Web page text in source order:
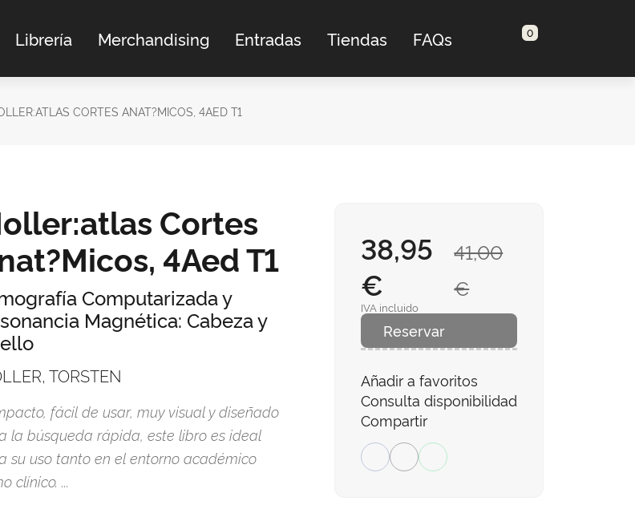
Librería Merchandising Entradas Tiendas FAQs 0
CORTES ANAT?MICOS, 4AED T1
Cortes
4Aed T1
Computarizada y
Magnética: Cabeza y
TORSTEN
fácil de usar, muy visual y diseñado
la búsqueda rápida, este libro es ideal
su uso tanto en el entorno académico
clínico. ...
41,00
€
38,95
€
IVA incluido
Reservar
Añadir a favoritos
Consulta disponibilidad
Compartir